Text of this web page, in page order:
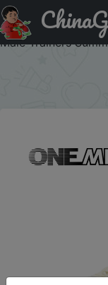
Промокод на
Running Shoes for
Male Trainers